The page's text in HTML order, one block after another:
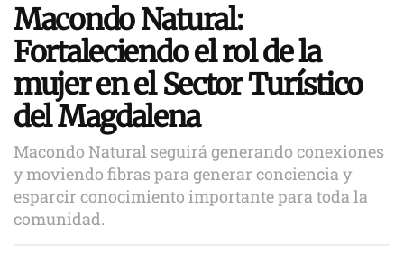
Macondo Natural:
Fortaleciendo el rol de la
mujer en el Sector Turístico
del Magdalena
Macondo Natural seguirá generando conexiones
y moviendo fibras para generar conciencia y
esparcir conocimiento importante para toda la
comunidad.